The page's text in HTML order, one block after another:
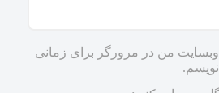
وبسایت من در مرورگر برای زمانی